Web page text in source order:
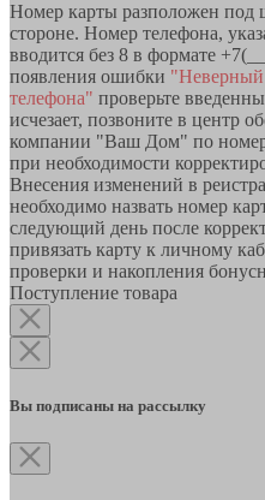
Номер карты разположен под
стороне. Номер телефона,
вводится без 8 в формате
появления ошибки "Неверный
телефона" проверьте
исчезает, позвоните в центр
компании "Ваш Дом" по
при необходимости
Внесения изменений в
необходимо назвать номер
следующий день после
привязать карту к личному
проверки и накопления
Поступление товара
Вы подписаны на рассылку